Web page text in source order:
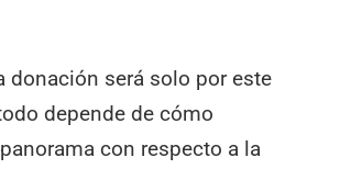
donación será solo por este
depende de cómo
con respecto a la